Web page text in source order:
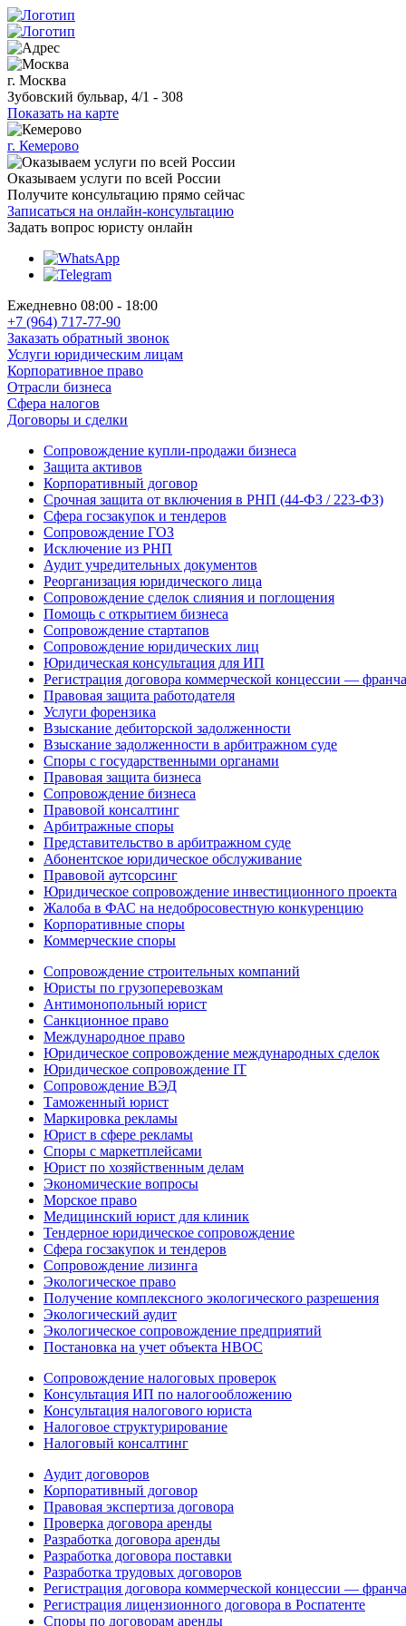
г. Москва
Зубовский бульвар, 4/1 - 308
Показать на карте
г. Кемерово
Оказываем услуги по всей России
Получите консультацию прямо сейчас
Записаться на онлайн-консультацию
Задать вопрос юристу онлайн
Ежедневно 08:00 - 18:00
+7 (964) 717-77-90
Заказать обратный звонок
Услуги юридическим лицам
Корпоративное право
Отрасли бизнеса
Сфера налогов
Договоры и сделки
Сопровождение купли-продажи бизнеса
Защита активов
Корпоративный договор
Срочная защита от включения в РНП (44-ФЗ / 223-ФЗ)
Сфера госзакупок и тендеров
Сопровождение ГОЗ
Исключение из РНП
Аудит учредительных документов
Реорганизация юридического лица
Сопровождение сделок слияния и поглощения
Помощь с открытием бизнеса
Сопровождение стартапов
Сопровождение юридических лиц
Юридическая консультация для ИП
Регистрация договора коммерческой концессии —
Правовая защита работодателя
Услуги форензика
Взыскание дебиторской задолженности
Взыскание задолженности в арбитражном суде
Споры с государственными органами
Правовая защита бизнеса
Сопровождение бизнеса
Правовой консалтинг
Арбитражные споры
Представительство в арбитражном суде
Абонентское юридическое обслуживание
Правовой аутсорсинг
Юридическое сопровождение инвестиционного проекта
Жалоба в ФАС на недобросовестную конкуренцию
Корпоративные споры
Коммерческие споры
Сопровождение строительных компаний
Юристы по грузоперевозкам
Антимонопольный юрист
Санкционное право
Международное право
Юридическое сопровождение международных сделок
Юридическое сопровождение IT
Сопровождение ВЭД
Таможенный юрист
Маркировка рекламы
Юрист в сфере рекламы
Споры с маркетплейсами
Юрист по хозяйственным делам
Экономические вопросы
Морское право
Медицинский юрист для клиник
Тендерное юридическое сопровождение
Сфера госзакупок и тендеров
Сопровождение лизинга
Экологическое право
Получение комплексного экологического разрешения
Экологический аудит
Экологическое сопровождение предприятий
Постановка на учет объекта НВОС
Сопровождение налоговых проверок
Консультация ИП по налогообложению
Консультация налогового юриста
Налоговое структурирование
Налоговый консалтинг
Аудит договоров
Корпоративный договор
Правовая экспертиза договора
Проверка договора аренды
Разработка договора аренды
Разработка договора поставки
Разработка трудовых договоров
Регистрация договора коммерческой концессии —
Регистрация лицензионного договора в Роспатенте
Споры по договорам аренды